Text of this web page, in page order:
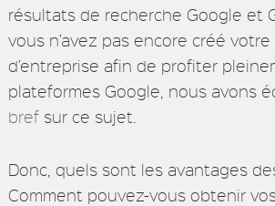
résultats de recherche Google et
vous n’avez pas encore créé
d’entreprise afin de profiter
plateformes Google, nous avons
brefsur ce sujet.
Donc, quels sont les avantages
Comment pouvez-vous obtenir